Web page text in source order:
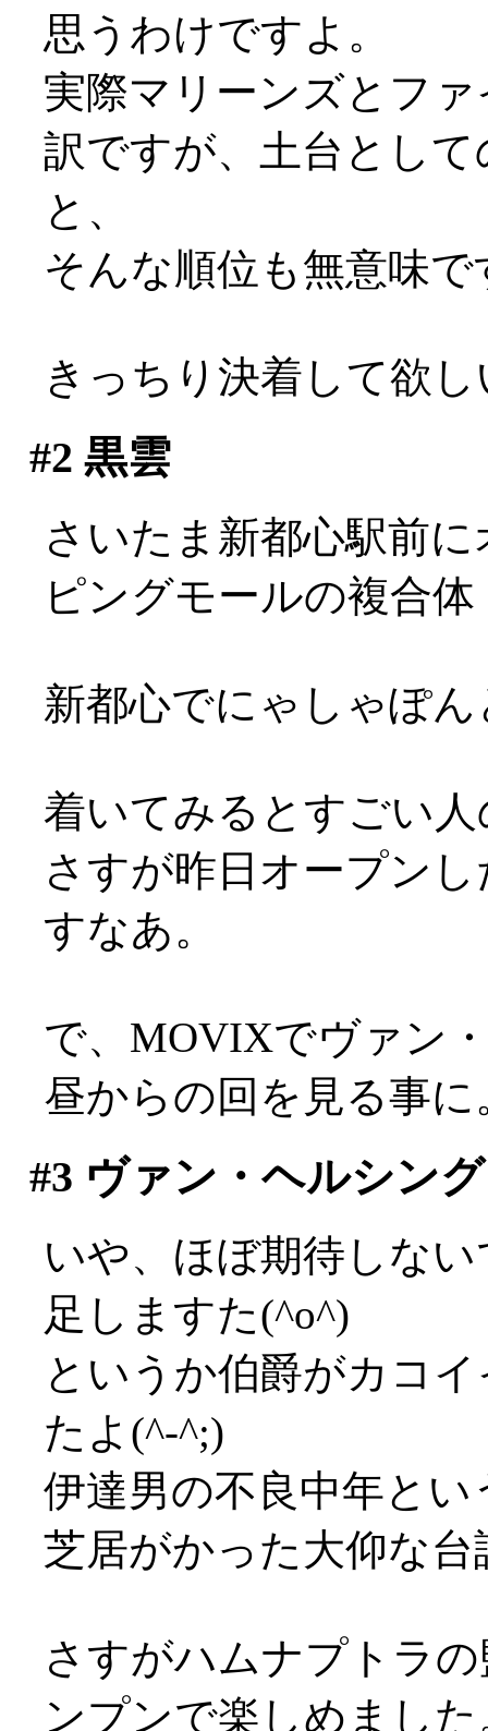
思うわけですよ。
実際マリーンズとフ
訳ですが、土台とし
と、
そんな順位も無意味
きっちり決着して欲
#2 黒雲
さいたま新都心駅前
ピングモールの複合
新都心でにゃしゃぽ
着いてみるとすごい
さすが昨日オープン
すなあ。
で、MOVIXでヴァン
昼からの回を見る事に
#3 ヴァン・ヘルシング
いや、ほぼ期待しな
足しますた(^o^)
というか伯爵がカコ
たよ(^-^;)
伊達男の不良中年と
芝居がかった大仰な
さすがハムナプトラ
ンプンで楽しめました